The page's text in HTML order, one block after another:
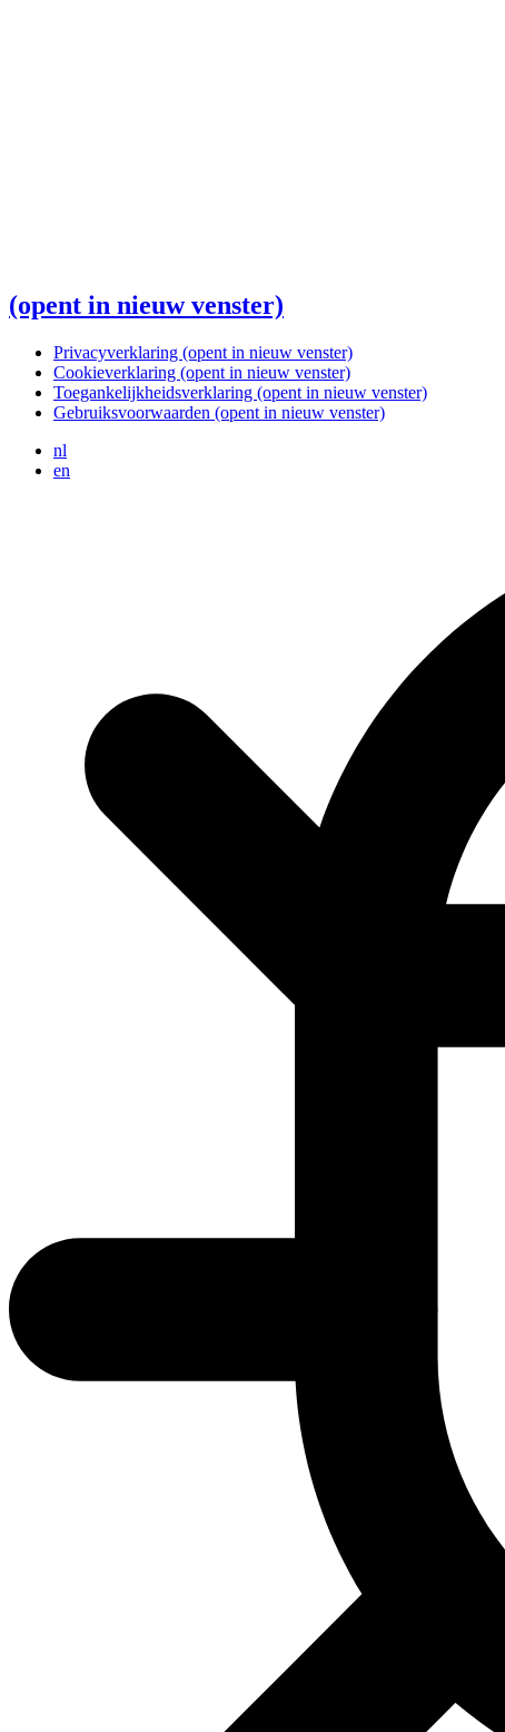
(opent in nieuw venster)
Privacyverklaring (opent in nieuw venster)
Cookieverklaring (opent in nieuw venster)
Toegankelijkheidsverklaring (opent in nieuw venster)
Gebruiksvoorwaarden (opent in nieuw venster)
nl
en